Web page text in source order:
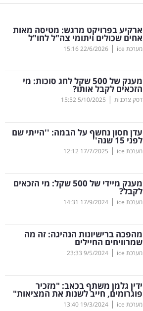
ארקיע בפרויקט מרגש: מטיסה מאות
אחים שכולים ויתומי צה"ל לחו"ל
מערכת ice |
22/6/2026
15:16
מענק של 500 שקל לחג סוכות: מי
הזכאים לקבל אותו?
דסק צרכנות |
5/10/2025
15:52
עדן חסון נחשף על הבמה: ''הייתי שם
לפני 15 שנה''
מערכת ice |
17/7/2025
12:12
מענק מיידי של 500 שקל: מי הזכאים
לקבל?
מערכת ice |
17/9/2024
14:31
מהפכה ברישיונות הנהיגה: זה מה
שמרוויחים החיילים
מערכת ice |
9/5/2024
23:33
ידין גלמן משתף בכאב: "מזכיר
פוגרומים, חייב לשנות את המציאות"
מערכת ice |
19/3/2024
13:40